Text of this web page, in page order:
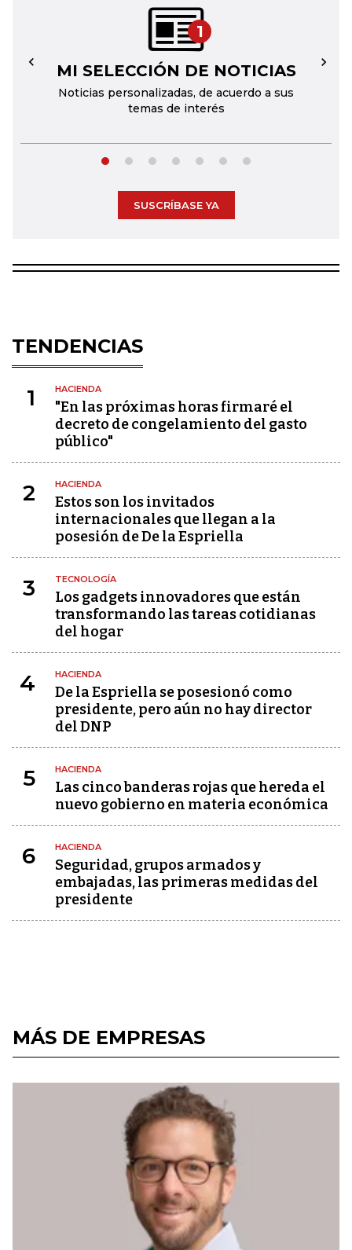
1
MI SELECCIÓN DE NOTICIAS
Noticias personalizadas, de acuerdo a sus
temas de interés
← →
SUSCRÍBASE YA
TENDENCIAS
1 HACIENDA
"En las próximas horas firmaré el
decreto de congelamiento del gasto
público"
2 HACIENDA
Estos son los invitados
internacionales que llegan a la
posesión de De la Espriella
3 TECNOLOGÍA
Los gadgets innovadores que están
transformando las tareas cotidianas
del hogar
4 HACIENDA
De la Espriella se posesionó como
presidente, pero aún no hay director
del DNP
5 HACIENDA
Las cinco banderas rojas que hereda el
nuevo gobierno en materia económica
6 HACIENDA
Seguridad, grupos armados y
embajadas, las primeras medidas del
presidente
MÁS DE EMPRESAS